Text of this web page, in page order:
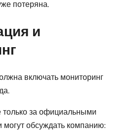
потеряна.
и
включать мониторинг
за официальными
обсуждать компанию: